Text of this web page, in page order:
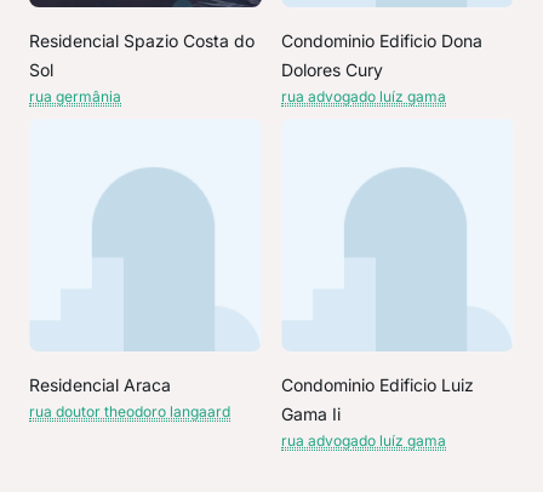
Residencial Spazio Costa do
Sol
rua germânia
Condominio Edificio Dona
Dolores Cury
rua advogado luíz gama
Residencial Araca
rua doutor theodoro langaard
Condominio Edificio Luiz
Gama Ii
rua advogado luíz gama